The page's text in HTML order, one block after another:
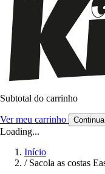
Subtotal do carrinho
Ver meu carrinho
Loading...
Início
/ Sacola as costas